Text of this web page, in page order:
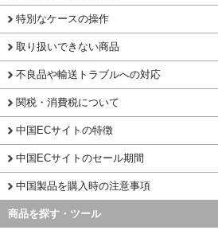
特別なケースの操作
取り扱いできない商品
不良品や輸送トラブルへの対応
関税・消費税について
中国ECサイトの特徴
中国ECサイトのセール期間
中国製品を購入時の注意事項
商品を探す・ツール